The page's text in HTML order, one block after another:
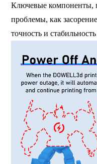
Ключевые компоненты,
проблемы, как
точность и